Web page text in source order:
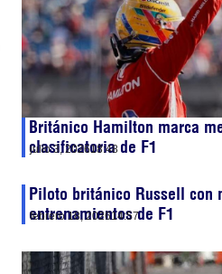
Británico Hamilton marca
clasificatoria de F1
julio 3, 202618:48
Piloto británico Russell con
entrenamientos de F1
febrero 18, 202614:57